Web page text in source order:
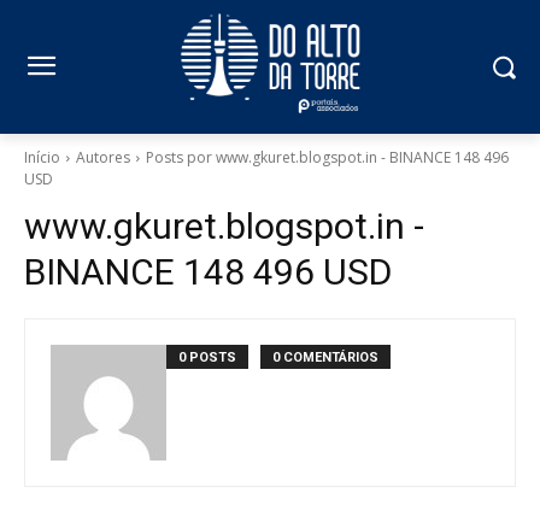
Início Autores
Posts por www.gkuret.blogspot.in - BINANCE 148 496
USD
www.gkuret.blogspot.in -
BINANCE 148 496 USD
0 POSTS 0 COMENTÁRIOS